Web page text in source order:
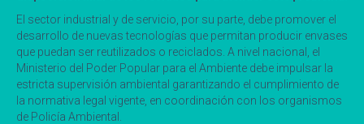
El sector industrial y de servicio, por su parte, debe promover el
desarrollo de nuevas tecnologías que permitan producir envases
que puedan ser reutilizados o reciclados. A nivel nacional, el
Ministerio del Poder Popular para el Ambiente debe impulsar la
estricta supervisión ambiental garantizando el cumplimiento de
la normativa legal vigente, en coordinación con los organismos
de Policía Ambiental.